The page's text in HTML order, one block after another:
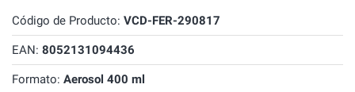
Código de Producto: VCD-FER-290817
EAN: 8052131094436
Formato: Aerosol 400 ml